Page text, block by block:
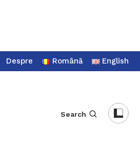
Despre Română English
Search